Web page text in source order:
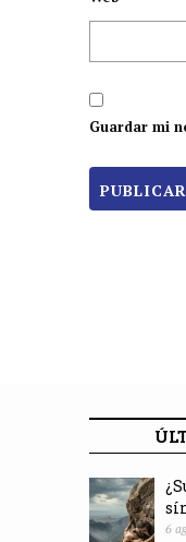
Guardar mi
6